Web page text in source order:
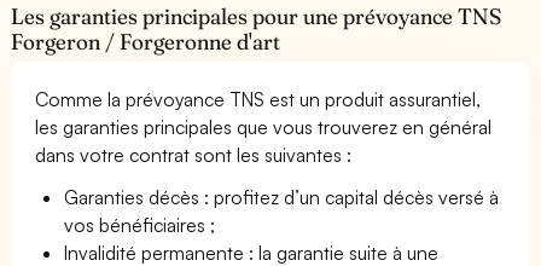
Les garanties principales pour une prévoyance TNS
Forgeron / Forgeronne d'art
Comme la prévoyance TNS est un produit assurantiel,
les garanties principales que vous trouverez en général
dans votre contrat sont les suivantes :
Garanties décès : profitez d’un capital décès versé à
vos bénéficiaires ;
Invalidité permanente : la garantie suite à une